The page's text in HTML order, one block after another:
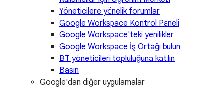
Yöneticilere yönelik forumlar
Google Workspace Kontrol Paneli
Google Workspace'teki yenilikler
Google Workspace İş Ortağı bulun
BT yöneticileri topluluğuna katılın
Basın
Google'dan diğer uygulamalar